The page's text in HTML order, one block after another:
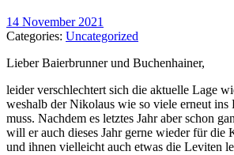
14 November 2021
Categories: Uncategorized
Lieber Baierbrunner und Buchenhainer,
leider verschlechtert sich die aktuelle Lage
weshalb der Nikolaus wie so viele erneut ins
muss. Nachdem es letztes Jahr aber schon
will er auch dieses Jahr gerne wieder für die
und ihnen vielleicht auch etwas die Leviten